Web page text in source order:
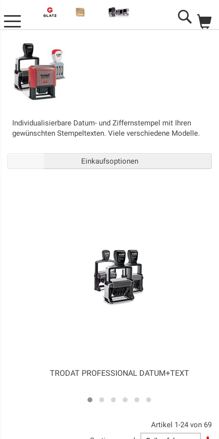
Search
Individualisierbare Datum- und Ziffernstempel mit Ihren
gewünschten Stempeltexten. Viele verschiedene Modelle.
TRODAT PROFESSIONAL DATUM+TEXT
Artikel 1-24 von 69
Einkaufsoptionen